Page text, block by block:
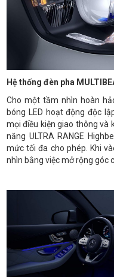
Hệ thống đèn pha
Cho một tầm nhìn hoàn
bóng LED hoạt động độc
mọi điều kiện giao thông và
năng ULTRA RANGE
mức tối đa cho phép. Khi
nhìn bằng việc mở rộng góc